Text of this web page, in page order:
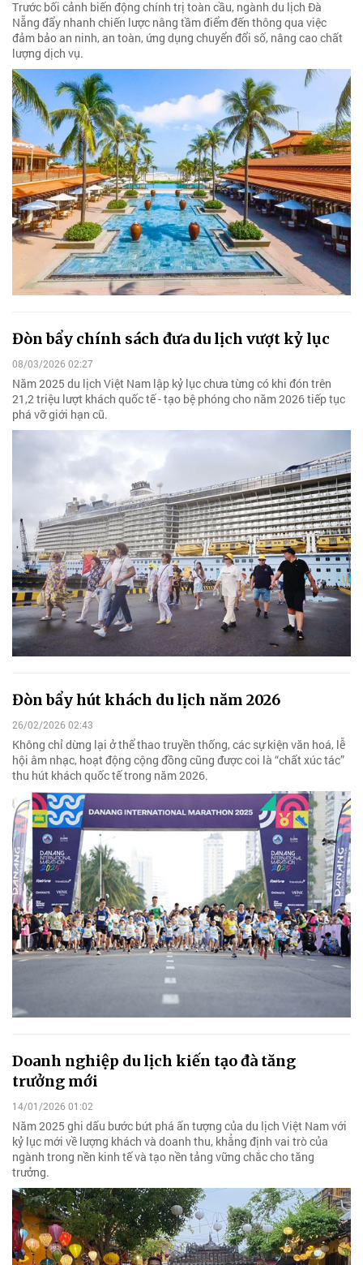
Trước bối cảnh biến động chính trị toàn cầu, ngành du lịch Đà
Nẵng đẩy nhanh chiến lược nâng tầm điểm đến thông qua việc
đảm bảo an ninh, an toàn, ứng dụng chuyển đổi số, nâng cao chất
lượng dịch vụ.
Đòn bẩy chính sách đưa du lịch vượt kỷ lục
08/03/2026 02:27
Năm 2025 du lịch Việt Nam lập kỷ lục chưa từng có khi đón trên
21,2 triệu lượt khách quốc tế - tạo bệ phóng cho năm 2026 tiếp tục
phá vỡ giới hạn cũ.
Đòn bẩy hút khách du lịch năm 2026
26/02/2026 02:43
Không chỉ dừng lại ở thể thao truyền thống, các sự kiện văn hoá, lễ
hội âm nhạc, hoạt động cộng đồng cũng được coi là “chất xúc tác”
thu hút khách quốc tế trong năm 2026.
Doanh nghiệp du lịch kiến tạo đà tăng
trưởng mới
14/01/2026 01:02
Năm 2025 ghi dấu bước bứt phá ấn tượng của du lịch Việt Nam với
kỷ lục mới về lượng khách và doanh thu, khẳng định vai trò của
ngành trong nền kinh tế và tạo nền tảng vững chắc cho tăng
trưởng.